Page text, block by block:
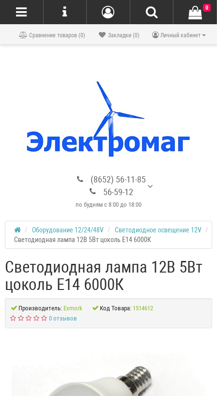
Блог
Личный кабинет
Закладки (0)
Сравнение товаров (0)
(8652) 56-11-85
56-59-12
по будням с 8:00 до 18:00
0
Оборудование 12/24/48V
Светодиодное освещение 12V
Светодиодная лампа 12В 5Вт цоколь Е14 6000К
Светодиодная лампа 12В 5Вт
цоколь Е14 6000К
Производитель: Exmork Код Товара: 1514612
0 отзывов